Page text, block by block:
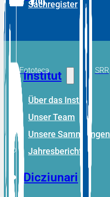
Sachregister
Institut
Über das Institut
Unser Team
Unsere Sammlungen
Jahresberichte
Dicziunari
Fototeca SRR